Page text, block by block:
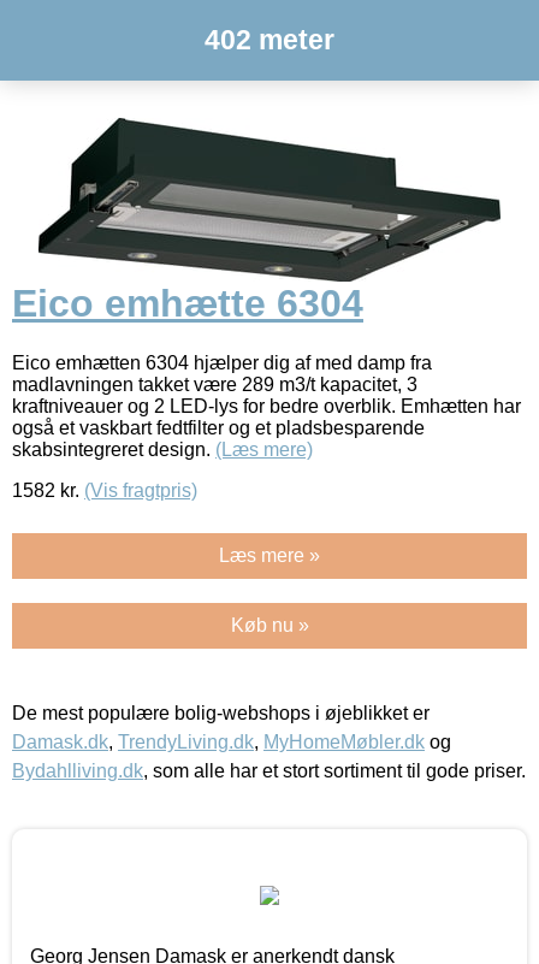
402 meter
Eico emhætte 6304
Eico emhætten 6304 hjælper dig af med damp fra
madlavningen takket være 289 m3/t kapacitet, 3
kraftniveauer og 2 LED-lys for bedre overblik. Emhætten har
også et vaskbart fedtfilter og et pladsbesparende
skabsintegreret design. (Læs mere)
1582 kr. (Vis fragtpris)
Læs mere »
Køb nu »
De mest populære bolig-webshops i øjeblikket er
Damask.dk, TrendyLiving.dk, MyHomeMøbler.dk og
Bydahlliving.dk, som alle har et stort sortiment til gode priser.
Georg Jensen Damask er anerkendt dansk